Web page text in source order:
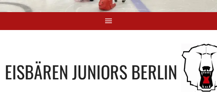
EISBÄREN JUNIORS BERLIN